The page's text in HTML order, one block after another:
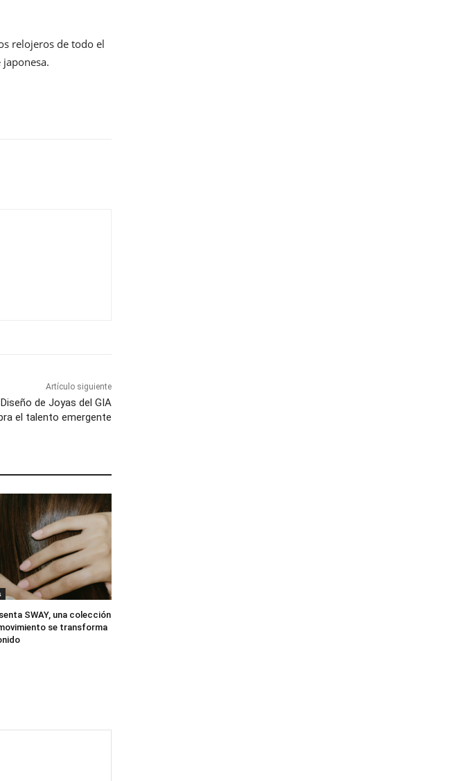
relojeros de todo el
Artículo siguiente
de Joyas del GIA
el talento emergente
SWAY, una colección
se transforma